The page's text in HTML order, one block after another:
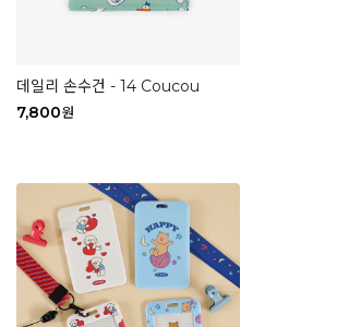
데일리 손수건 - 14 Coucou
7,800원